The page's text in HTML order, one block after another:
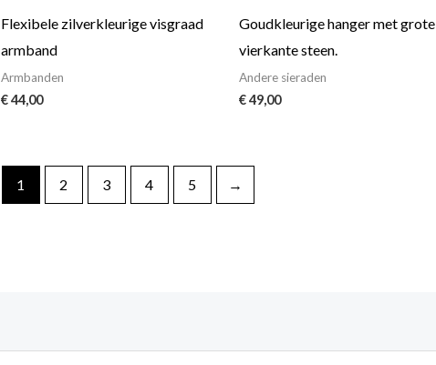
Flexibele zilverkleurige visgraad
armband
Armbanden
€44,00
Goudkleurige hanger met grote
vierkante steen.
Andere sieraden
€49,00
1 2 3 4 5 →